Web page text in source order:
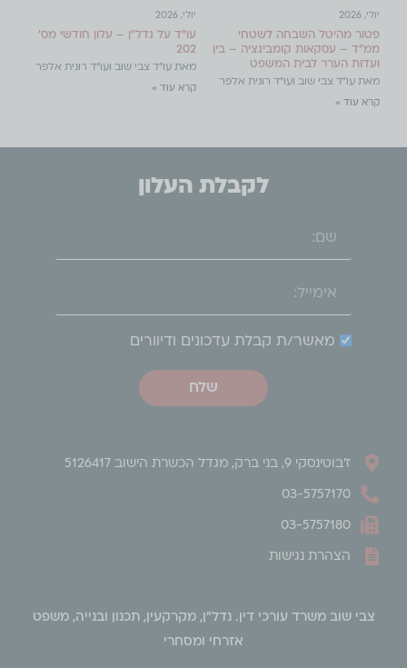
פטור מהיטל השבחה לשטחי
ממ"ד – עסקאות קומבינציה – בין
ועדות הערר לבית המשפט
יולי, 2026
מאת עו"ד צבי שוב ועו"ד רונית אלפר
קרא עוד »
עו"ד על נדל"ן – עלון חודשי מס'
202
יולי, 2026
מאת עו"ד צבי שוב ועו"ד רונית אלפר
קרא עוד »
צבי שוב משרד עורכי דין. נדל"ן, מקרקעין, תכנון ובנייה, משפט
אזרחי ומסחרי
ז'בוטינסקי 9, בני ברק, מגדל הכשרת הישוב 5126417
03-5757170
03-5757180
הצהרת נגישות
לקבלת העלון
מאשר/ת קבלת עדכונים ודיוורים
שלח